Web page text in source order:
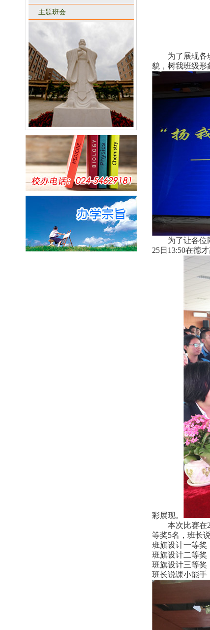
主题班会
为了展现各
貌，树我班级形
为了让各位
25日13:50在德
彩展现。
本次比赛在20
等奖5名，班长
班旗设计一等奖
班旗设计二等奖
班旗设计三等奖
班长说课小能手